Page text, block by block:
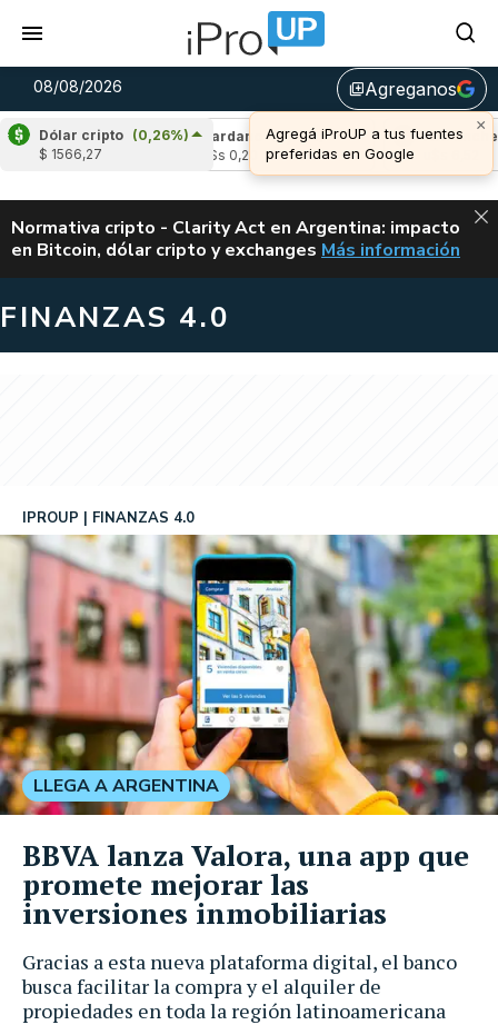
08/08/2026 library_addAgreganos
×
Agregá iProUP a tus fuentes
preferidas en Google
Dólar cripto (0,26%)
$ 1566,27
(0,82%)
Cardano (0,18%)
u$s 0,20
Avalanche
u$s 6,52
ALERTA
Normativa cripto - Clarity Act en Argentina: impacto
en Bitcoin, dólar cripto y exchanges CLARITY ACT EN
Más información
FINANZAS 4.0
Gracias a esta nueva plataforma digital, el banco
busca facilitar la compra y el alquiler de
propiedades en toda la región latinoamericana
IPROUP FINANZAS 4.0
LLEGA A ARGENTINA
BBVA lanza Valora, una app que
promete mejorar las
inversiones inmobiliarias